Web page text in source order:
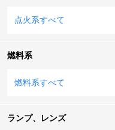
点火系すべて
燃料系
燃料系すべて
ランプ、レンズ